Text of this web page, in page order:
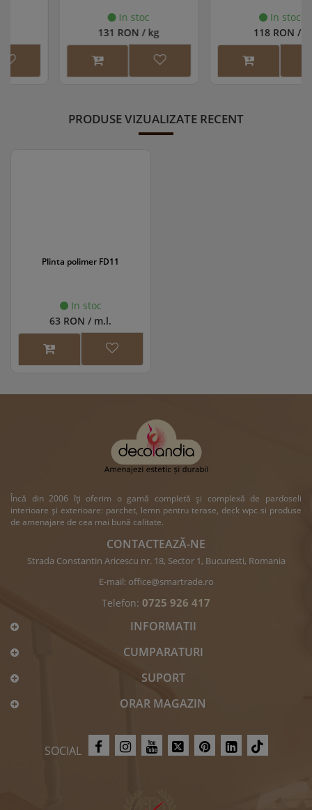
131 RON / kg
118 RON / l
PRODUSE VIZUALIZATE RECENT
Plinta polimer FD11
In stoc
63 RON / m.l.
Încă din 2006 îți oferim o gamă completă și complexă de pardoseli
interioare și exterioare: parchet, lemn pentru terase, deck wpc si produse
de amenajare de cea mai bună calitate.
CONTACTEAZĂ-NE
Strada Constantin Aricescu nr. 18, Sector 1, Bucuresti, Romania
E-mail: office@smartrade.ro
Telefon: 0725 926 417
INFORMATII
CUMPARATURI
SUPORT
ORAR MAGAZIN
SOCIAL